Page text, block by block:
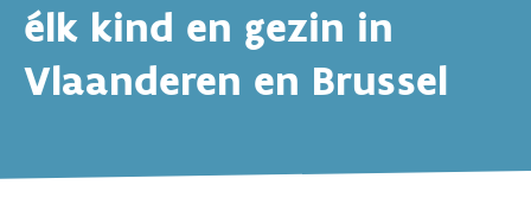
élk kind en gezin in
Vlaanderen en Brussel